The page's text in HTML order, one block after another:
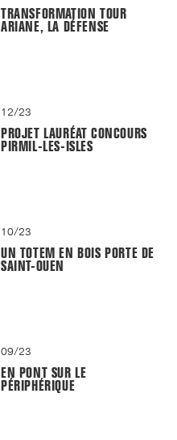
TRANSFORMATION TOUR
ARIANE, LA DÉFENSE
12/23
PROJET LAURÉAT CONCOURS
PIRMIL-LES-ISLES
10/23
UN TOTEM EN BOIS PORTE DE
SAINT-OUEN
09/23
EN PONT SUR LE
PÉRIPHÉRIQUE